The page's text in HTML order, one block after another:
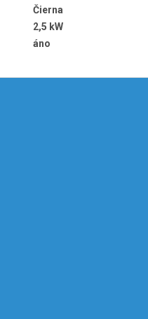
Čierna
2,5 kW
áno